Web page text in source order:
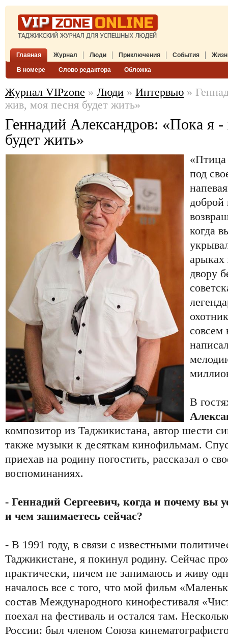
Главная Журнал
В номере Слово редактора Обложка
Люди Приключения События
Журнал VIPzone » Люди » Интервью »
жив, моя песня будет жить»
Геннадий Александров: «Пока я
будет жить»
под
доброй
когда
арыках
двору
совсем
В
композитор из Таджикистана, автор шести
также музыки к десяткам кинофильмам.
приехав на родину погостить, рассказал о
воспоминаниях.
- Геннадий Сергеевич, когда и почему вы
и чем занимаетесь сейчас?
- В 1991 году, в связи с известными
Таджикистане, я покинул родину. Сейчас
практически, ничем не занимаюсь и живу
началось все с того, что мой фильм
состав Международного кинофестиваля
поехал на фестиваль и остался там.
России: был членом Союза